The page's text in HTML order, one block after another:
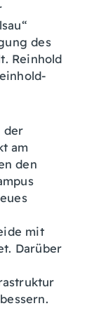
des
Reinhold
der
am
den
mit
Darüber